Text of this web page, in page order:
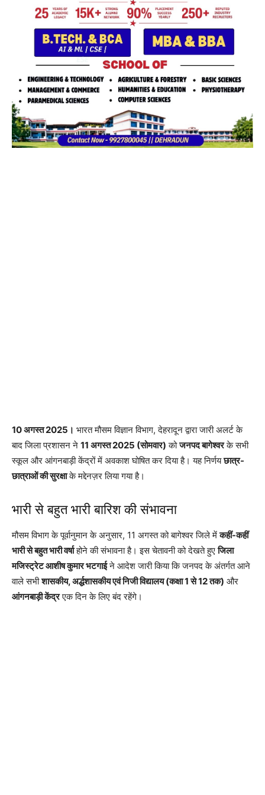
10 अगस्त 2025। भारत मौसम विज्ञान विभाग, देहरादून द्वारा जारी अलर्ट के
बाद जिला प्रशासन ने 11 अगस्त 2025 (सोमवार) कोजनपद बागेश्वरके सभी
स्कूल और आंगनबाड़ी केंद्रों में अवकाश घोषित कर दिया है। यह निर्णयछात्र-
छात्राओं की सुरक्षाके मद्देनज़र लिया गया है।
भारी से बहुत भारी बारिश की संभावना
मौसम विभाग के पूर्वानुमान के अनुसार, 11 अगस्त को बागेश्वर जिले मेंकहीं-कहीं
भारी से बहुत भारी वर्षाहोने की संभावना है। इस चेतावनी को देखते हुएजिला
मजिस्ट्रेट आशीष कुमार भटगाईने आदेश जारी किया कि जनपद के अंतर्गत आने
वाले सभीशासकीय, अर्द्धशासकीय एवं निजी विद्यालय (कक्षा 1 से 12 तक) और
आंगनबाड़ी केंद्रएक दिन के लिए बंद रहेंगे।